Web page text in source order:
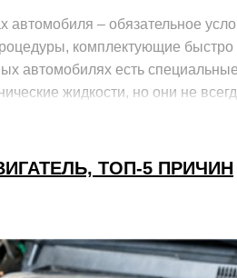
автомобиля – обязательное
комплектующие
автомобилях есть
жидкости, но они не
ТОП-5 ПРИЧИН